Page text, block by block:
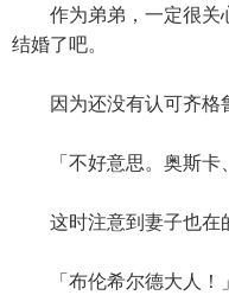
作为弟弟，一定很关
结婚了吧。
因为还没有认可齐格鲁
「不好意思。奥斯卡、
这时注意到妻子也在的
「布伦希尔德大人！」